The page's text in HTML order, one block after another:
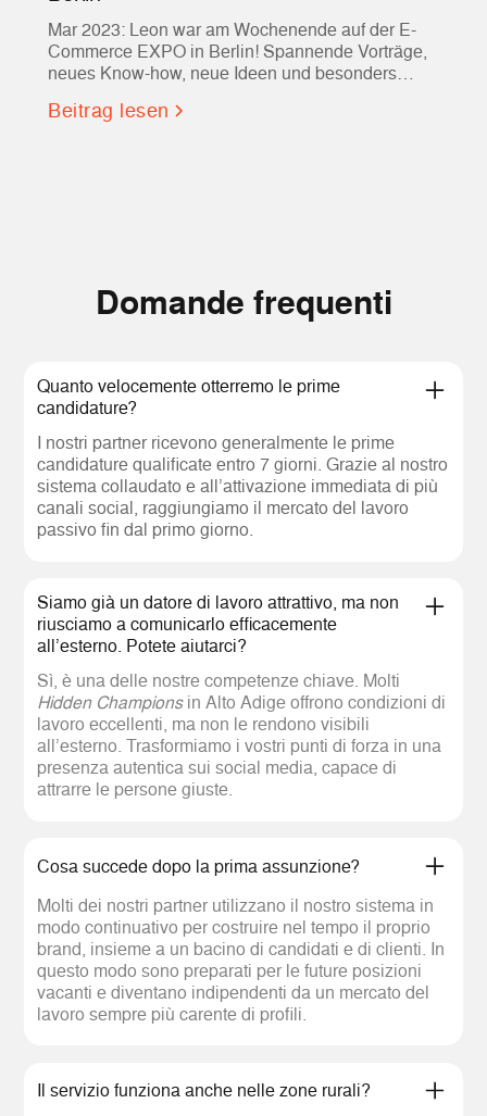
Mar 2023: Leon war am Wochenende auf der E-
Commerce EXPO in Berlin! Spannende Vorträge,
neues Know-how, neue Ideen und besonders
für euch!
Beitrag lesen
Domande frequenti
Quanto velocemente otterremo le prime
candidature?
I nostri partner ricevono generalmente le prime
candidature qualificate entro 7 giorni. Grazie al nostro
sistema collaudato e all’attivazione immediata di più
canali social, raggiungiamo il mercato del lavoro
passivo fin dal primo giorno.
Siamo già un datore di lavoro attrattivo, ma non
riusciamo a comunicarlo efficacemente
all’esterno. Potete aiutarci?
Sì, è una delle nostre competenze chiave. Molti
Hidden Championsin Alto Adige offrono condizioni di
lavoro eccellenti, ma non le rendono visibili
all’esterno. Trasformiamo i vostri punti di forza in una
presenza autentica sui social media, capace di
attrarre le persone giuste.
Cosa succede dopo la prima assunzione?
Molti dei nostri partner utilizzano il nostro sistema in
modo continuativo per costruire nel tempo il proprio
brand, insieme a un bacino di candidati e di clienti. In
questo modo sono preparati per le future posizioni
vacanti e diventano indipendenti da un mercato del
lavoro sempre più carente di profili.
Il servizio funziona anche nelle zone rurali?